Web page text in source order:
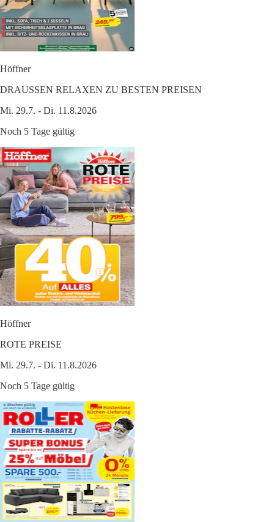
Höffner
DRAUSSEN RELAXEN ZU BESTEN PREISEN
Mi. 29.7. - Di. 11.8.2026
Noch 5 Tage gültig
Höffner
ROTE PREISE
Mi. 29.7. - Di. 11.8.2026
Noch 5 Tage gültig